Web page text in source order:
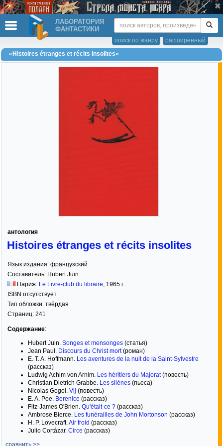
ЛАБОРАТОРИЯ
ФАНТАСТИКИ
расширенный
поиск по жанру
«Histoires étranges et récits insolites»
антология
Histoires étranges et récits insolites
Язык издания: французский
Составитель: Hubert Juin
Париж: Le Livre-club du libraire, 1965 г.
ISBN отсутствует
Тип обложки: твёрдая
Страниц: 241
Содержание:
Hubert Juin. Songes et mensonges (статья)
Jean Paul. Discours du Christ mort(роман)
E. T. A. Hoffmann. Les aventures de la nuit de la Saint-Sylvestre
(рассказ)
Ludwig Achim von Arnim. Les héritiers du Majorat(повесть)
Christian Dietrich Grabbe. Les silènes (пьеса)
Nicolas Gogol. Vij (повесть)
E. A. Poe. Berenice (рассказ)
Fitz-James O'Brien. Qu'était-ce ? (рассказ)
Ambrose Bierce. Les funérailles de John Mortonson (рассказ)
H. P. Lovecraft.Air froid (рассказ)
Julio Cortázar. Circe (рассказ)
сравнить >>